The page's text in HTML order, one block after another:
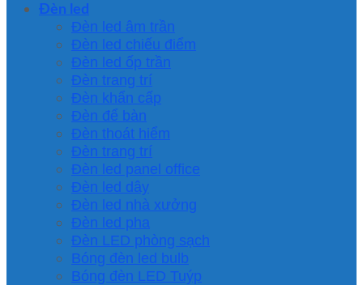
Đèn led
Đèn led âm trần
Đèn led chiếu điểm
Đèn led ốp trần
Đèn trang trí
Đèn khẩn cấp
Đèn để bàn
Đèn thoát hiểm
Đèn trang trí
Đèn led panel office
Đèn led dây
Đèn led nhà xưởng
Đèn led pha
Đèn LED phòng sạch
Bóng đèn led bulb
Bóng đèn LED Tuýp